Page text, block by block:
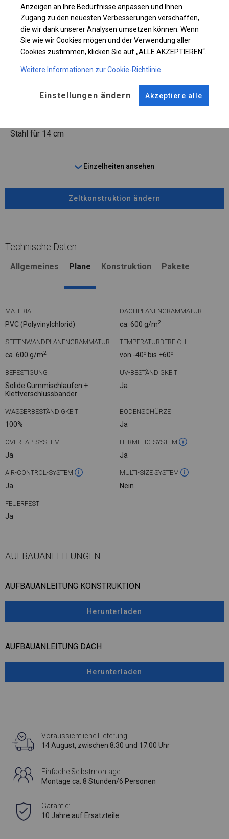
KONSTRUKTION
WINTER
Stahl ca.fi 50 mm Stahl ca.fi 54 mm
Stahl für 14 cm
Einzelheiten ansehen
Zeltkonstruktion ändern
Technische Daten
Allgemeines Plane Konstruktion Pakete
MATERIAL
PVC (Polyvinylchlorid)
DACHPLANENGRAMMATUR
ca. 600 g/m2
SEITENWANDPLANENGRAMMATUR
ca. 600 g/m2
TEMPERATURBEREICH
von -40o bis +60o
BEFESTIGUNG
Solide Gummischlaufen +
Klettverschlussbänder
UV-BESTÄNDIGKEIT
Ja
WASSERBESTÄNDIGKEIT
100%
BODENSCHÜRZE
Ja
OVERLAP-SYSTEM
Ja
HERMETIC-SYSTEM
Ja
AIR-CONTROL-SYSTEM
Ja
MULTI-SIZE SYSTEM
Nein
FEUERFEST
Ja
AUFBAUANLEITUNGEN
AUFBAUANLEITUNG KONSTRUKTION
Herunterladen
AUFBAUANLEITUNG DACH
Herunterladen
Voraussichtliche Lieferung:
14 August, zwischen 8:30 und 17:00 Uhr
Einfache Selbstmontage:
Montage ca. 8 Stunden/6 Personen
Garantie:
10 Jahre auf Ersatzteile
Anzeigen an Ihre Bedürfnisse anpassen und Ihnen
Zugang zu den neuesten Verbesserungen verschaffen,
die wir dank unserer Analysen umsetzen können. Wenn
Sie wie wir Cookies mögen und der Verwendung aller
Cookies zustimmen, klicken Sie auf „ALLE AKZEPTIEREN“.
Weitere Informationen zur Cookie-Richtlinie
Einstellungen ändern Akzeptiere alle